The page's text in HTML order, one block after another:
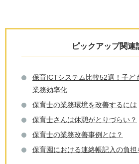
ピックアップ関連
保育ICTシステム比較52選！子ど
業務効率化
保育士の業務環境を改善するには
保育士さんは休憩がとりづらい？
保育士の業務改善事例とは？
保育園における連絡帳記入の負担